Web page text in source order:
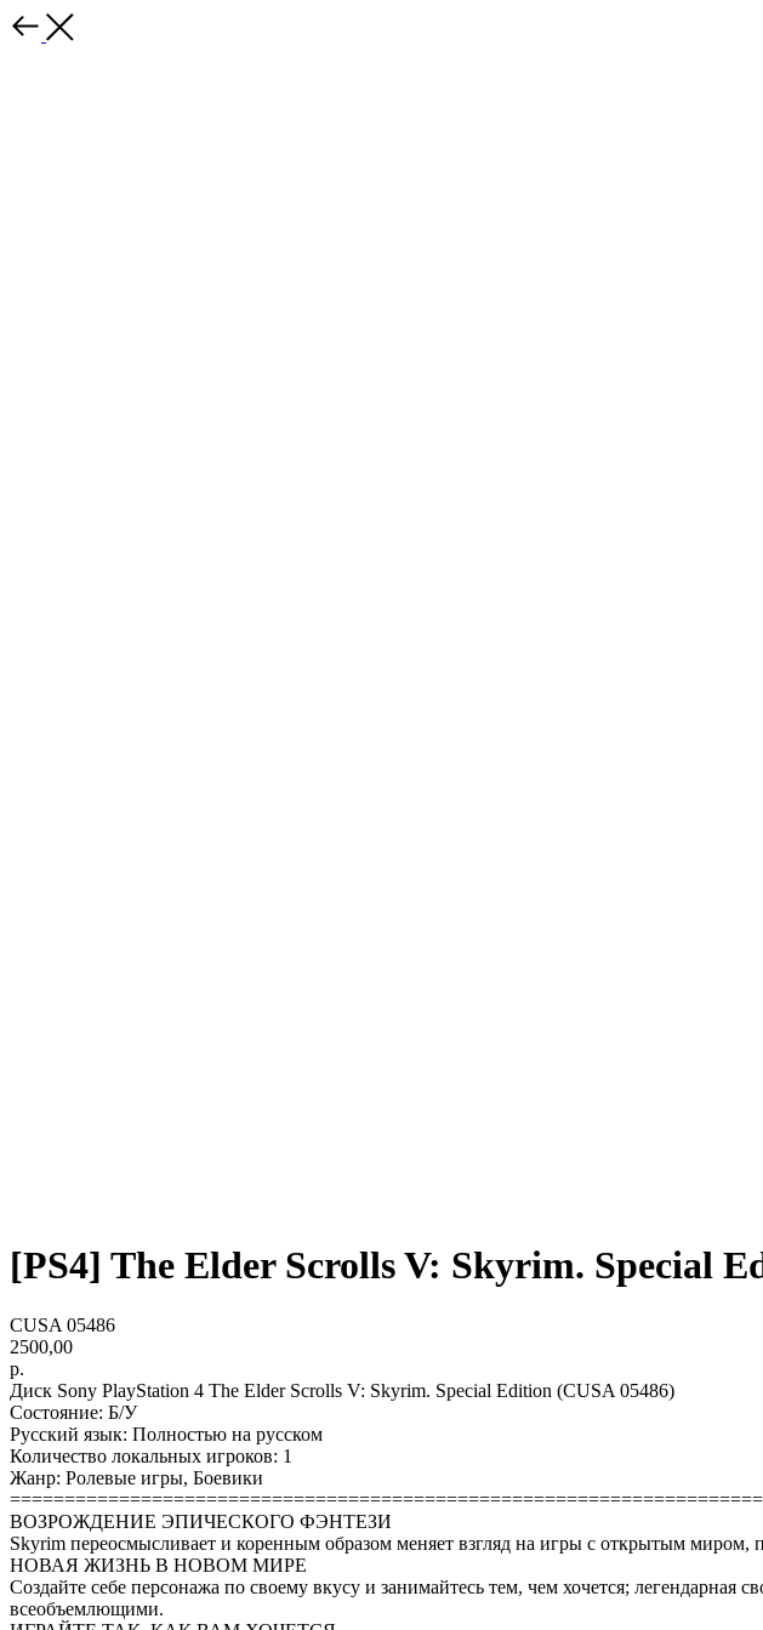
[PS4] The Elder Scrolls V: Skyrim. Special
CUSA 05486
2500,00
р.
Диск Sony PlayStation 4 The Elder Scrolls V: Skyrim. Special Edition (CUSA 05486)
Состояние: Б/У
Русский язык: Полностью на русском
Количество локальных игроков: 1
Жанр: Ролевые игры, Боевики
ВОЗРОЖДЕНИЕ ЭПИЧЕСКОГО ФЭНТЕЗИ
Skyrim переосмысливает и коренным образом меняет взгляд на игры с открытым миром,
НОВАЯ ЖИЗНЬ В НОВОМ МИРЕ
Создайте себе персонажа по своему вкусу и занимайтесь тем, чем хочется;
всеобъемлющими.